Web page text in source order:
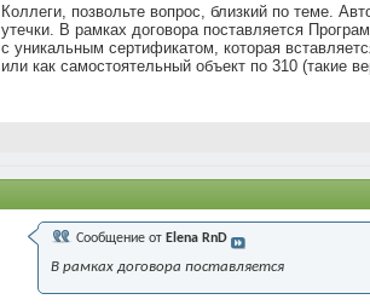
Коллеги, позвольте вопрос, близкий по теме.
утечки. В рамках договора поставляется
с уникальным сертификатом, которая
или как самостоятельный объект по 310 (такие
Сообщение от Elena RnD
В рамках договора поставляется